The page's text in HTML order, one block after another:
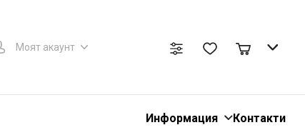
Моят акаунт
Информация Контакти